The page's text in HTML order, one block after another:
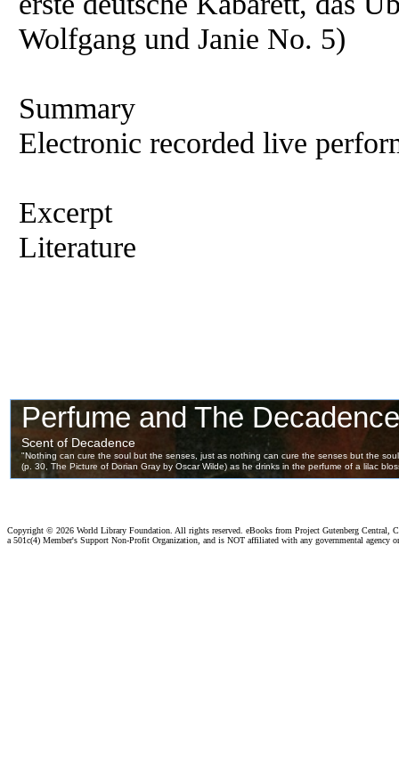
Wolfgang und Janie No. 5)
Summary
Electronic recorded live
Excerpt
Literature
Copyright © 2026 World Library Foundation. All rights reserved. eBooks from Project Gutenberg Central,
a 501c(4) Member's Support Non-Profit Organization, and is NOT affiliated with any governmental agency